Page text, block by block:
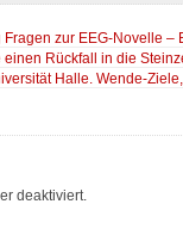
zur EEG-Novelle
Rückfall in die
Halle. Wende-
deaktiviert.